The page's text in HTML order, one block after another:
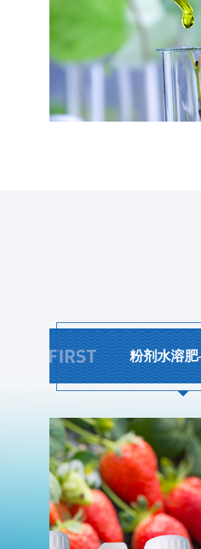
粉剂水溶肥
液体水
海和威液体水溶肥采用
降低营养物质的盐分指